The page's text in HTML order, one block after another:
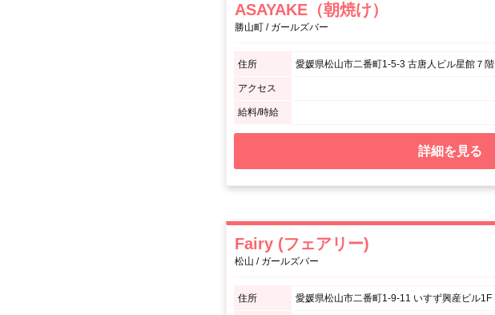
ASAYAKE（朝焼け）
勝山町 / ガールズバー
住所 愛媛県松山市二番町1-5-3 古唐人ビル星館７階
アクセス
給料/時給
詳細を見る
Fairy (フェアリー)
松山 / ガールズバー
住所 愛媛県松山市二番町1-9-11 いすず興産ビル1F